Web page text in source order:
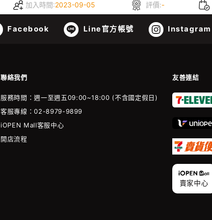
加入時間:2023-09-05 評價:-
Facebook Line官方帳號 Instagram
聯絡我們 友善連結
服務時間：週一至週五09:00~18:00 (不含國定假日)
客服專線：02-8979-9899
iOPEN Mall客服中心
開店流程
賣家中心